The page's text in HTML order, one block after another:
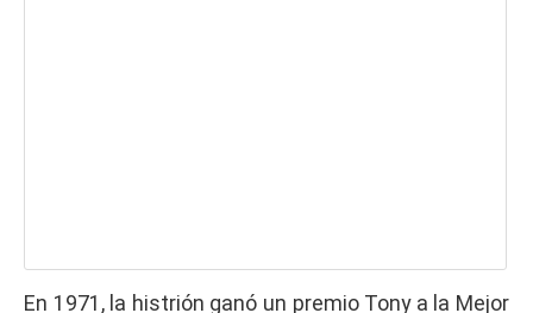
En 1971, la histrión ganó un premio Tony a la Mejor